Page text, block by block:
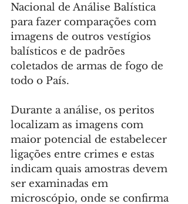
Nacional de Análise Balística
para fazer comparações com
imagens de outros vestígios
balísticos e de padrões
coletados de armas de fogo de
todo o País.
Durante a análise, os peritos
localizam as imagens com
maior potencial de estabelecer
ligações entre crimes e estas
indicam quais amostras devem
ser examinadas em
microscópio, onde se confirma